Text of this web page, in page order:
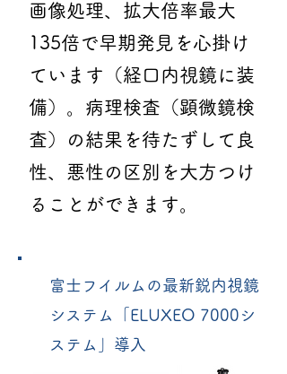
画像処理、拡大倍率最大
135倍で早期発見を心掛け
ています（経口内視鏡に装
備）。病理検査（顕微鏡検
査）の結果を待たずして良
性、悪性の区別を大方つけ
ることができます。
富士フイルムの最新鋭内視鏡
システム「ELUXEO 7000シ
ステム」導入